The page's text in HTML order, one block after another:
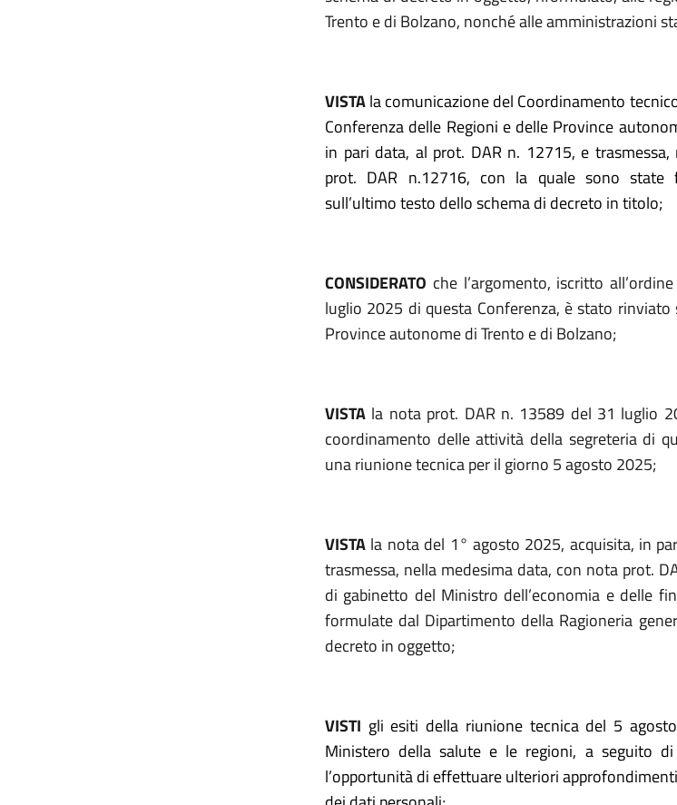
Trento e di Bolzano, nonché alle amministrazioni
VISTAla comunicazione del Coordinamento
Conferenza delle Regioni e delle Province
in pari data, al prot. DAR n. 12715, e
prot. DAR n.12716, con la quale sono state
sull’ultimo testo dello schema di decreto in titolo;
CONSIDERATO che l’argomento, iscritto
luglio 2025 di questa Conferenza, è stato
Province autonome di Trento e di Bolzano;
VISTA la nota prot. DAR n. 13589 del 31 luglio
coordinamento delle attività della segreteria di
una riunione tecnica per il giorno 5 agosto 2025;
VISTA la nota del 1° agosto 2025, acquisita, in
trasmessa, nella medesima data, con nota prot.
di gabinetto del Ministro dell’economia e delle
formulate dal Dipartimento della Ragioneria
decreto in oggetto;
VISTI gli esiti della riunione tecnica del 5
Ministero della salute e le regioni, a seguito
l’opportunità di effettuare ulteriori